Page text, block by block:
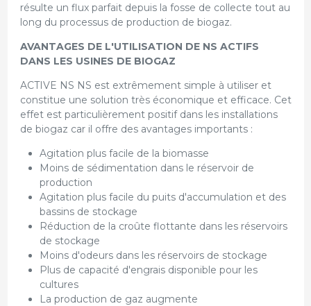
résulte un flux parfait depuis la fosse de collecte tout au
long du processus de production de biogaz.
AVANTAGES DE L'UTILISATION DE NS ACTIFS
DANS LES USINES DE BIOGAZ
ACTIVE NS NS est extrêmement simple à utiliser et
constitue une solution très économique et efficace. Cet
effet est particulièrement positif dans les installations
de biogaz car il offre des avantages importants :
Agitation plus facile de la biomasse
Moins de sédimentation dans le réservoir de
production
Agitation plus facile du puits d'accumulation et des
bassins de stockage
Réduction de la croûte flottante dans les réservoirs
de stockage
Moins d'odeurs dans les réservoirs de stockage
Plus de capacité d'engrais disponible pour les
cultures
La production de gaz augmente